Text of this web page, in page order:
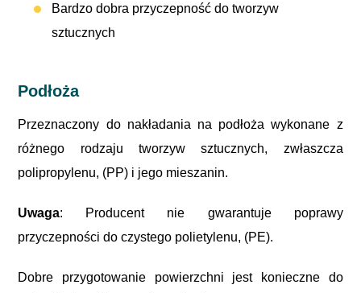
Bardzo dobra przyczepność do tworzyw
sztucznych
Podłoża
Przeznaczony do nakładania na podłoża wykonane z
różnego rodzaju tworzyw sztucznych, zwłaszcza
polipropylenu, (PP) i jego mieszanin.
Uwaga: Producent nie gwarantuje poprawy
przyczepności do czystego polietylenu, (PE).
Dobre przygotowanie powierzchni jest konieczne do